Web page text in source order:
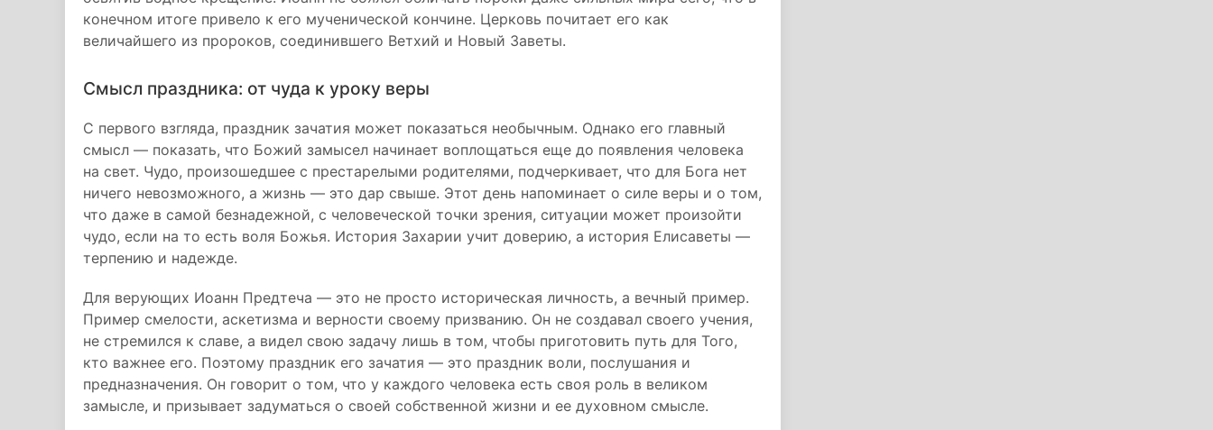
конечном итоге привело к его мученической кончине. Церковь почитает его как
величайшего из пророков, соединившего Ветхий и Новый Заветы.
Смысл праздника: от чуда к уроку веры
С первого взгляда, праздник зачатия может показаться необычным. Однако его главный
смысл — показать, что Божий замысел начинает воплощаться еще до появления человека
на свет. Чудо, произошедшее с престарелыми родителями, подчеркивает, что для Бога нет
ничего невозможного, а жизнь — это дар свыше. Этот день напоминает о силе веры и о том,
что даже в самой безнадежной, с человеческой точки зрения, ситуации может произойти
чудо, если на то есть воля Божья. История Захарии учит доверию, а история Елисаветы —
терпению и надежде.
Для верующих Иоанн Предтеча — это не просто историческая личность, а вечный пример.
Пример смелости, аскетизма и верности своему призванию. Он не создавал своего учения,
не стремился к славе, а видел свою задачу лишь в том, чтобы приготовить путь для Того,
кто важнее его. Поэтому праздник его зачатия — это праздник воли, послушания и
предназначения. Он говорит о том, что у каждого человека есть своя роль в великом
замысле, и призывает задуматься о своей собственной жизни и ее духовном смысле.